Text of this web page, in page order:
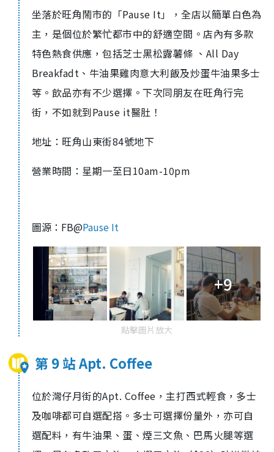
坐落於旺角鬧市的「Pause It」，全店以簡單白色為
主，是個位於繁忙都市中的舒適空間。店內有多款
特色熱食供應，包括芝士黑松露薯條 、 All Day
Breakfadt 、牛油果雞肉意大利飯及炒蛋牛油果多士
等。飲品亦有不少選擇。下次同朋友在旺角行完
街，不如就到Pause it醫肚！
地址：旺角山東街84號地下
營業時間：星期一至日10am-10pm
圖源：FB@Pause It
+9
點擊圖片放大
第 9 站 Apt. Coffee
位於灣仔月街的Apt. Coffee ，主打西式輕食，多士
及咖啡都可自選配搭。多士可選擇份量外，亦可自
選配料，有牛油果、蛋、煙三文魚、巴馬火腿等選